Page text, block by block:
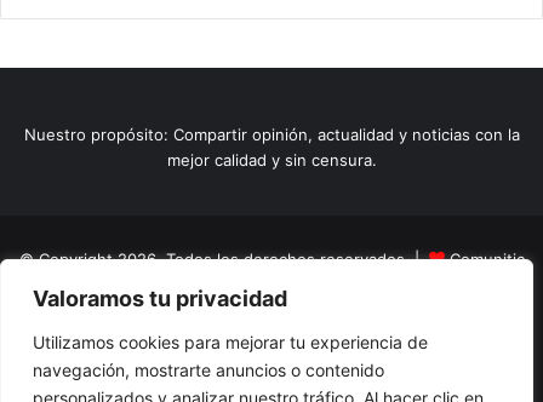
Valoramos tu privacidad
Utilizamos cookies para mejorar tu experiencia de
navegación, mostrarte anuncios o contenido
personalizados y analizar nuestro tráfico. Al hacer clic en
Nuestro propósito: Compartir opinión, actualidad y noticias con la
mejor calidad y sin censura.
© Copyright 2026, Todos los derechos reservados |
Comunitic
SAS BICNit 901228106
Home
Actualidad Variedades Opinion Turismo
El Tinteadero
Caricaturas Reportajes